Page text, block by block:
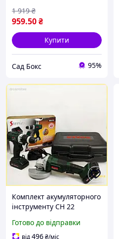
959.50₴
1 919 ₴
Купити
Сад Бокс 95%
Комплект акумуляторного
інструменту CH 22
шліфмашина у зручному
кейсі для робіт стор1
Готово до відправки
від496₴/міс